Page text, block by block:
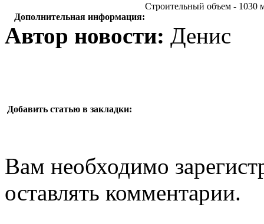
Строительный объем - 1030
Дополнительная информация:
Автор новости: Денис
Добавить статью в закладки:
Вам необходимо
оставлять комментарии.